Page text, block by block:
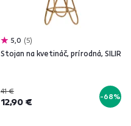
5,0 5
Stojan na kvetináč, prírodná, SILIR
41 €
12,90 € -68%